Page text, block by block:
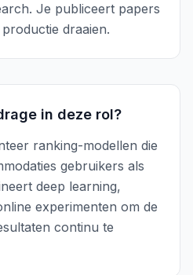
Je publiceert papers
draaien.
in deze rol?
ranking-modellen die
gebruikers als
deep learning,
experimenten om de
continu te